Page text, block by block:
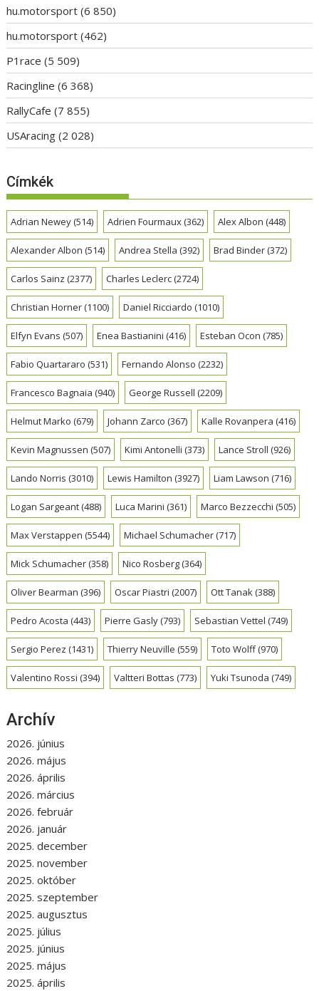
hu.motorsport (6 850)
hu.motorsport (462)
P1race (5 509)
Racingline (6 368)
RallyCafe (7 855)
USAracing (2 028)
Címkék
Adrian Newey(514) Adrien Fourmaux(362) Alex Albon (448)
Alexander Albon (514) Andrea Stella (392) Brad Binder(372)
Carlos Sainz (2377) Charles Leclerc(2724)
Christian Horner(1100) Daniel Ricciardo (1010)
Elfyn Evans (507) Enea Bastianini (416) Esteban Ocon (785)
Fabio Quartararo (531) Fernando Alonso (2232)
Francesco Bagnaia (940) George Russell (2209)
Helmut Marko (679) Johann Zarco (367) Kalle Rovanpera (416)
Kevin Magnussen (507) Kimi Antonelli (373) Lance Stroll (926)
Lando Norris (3010) Lewis Hamilton (3927) Liam Lawson (716)
Logan Sargeant(488) Luca Marini (361) Marco Bezzecchi (505)
Max Verstappen (5544) Michael Schumacher(717)
Mick Schumacher(358) Nico Rosberg(364)
Oliver Bearman (396) Oscar Piastri (2007) Ott Tanak(388)
Pedro Acosta (443) Pierre Gasly(793) Sebastian Vettel (749)
Sergio Perez (1431) Thierry Neuville (559) Toto Wolff(970)
Valentino Rossi (394) Valtteri Bottas (773) Yuki Tsunoda (749)
Archív
2026. június
2026. május
2026. április
2026. március
2026. február
2026. január
2025. december
2025. november
2025. október
2025. szeptember
2025. augusztus
2025. július
2025. június
2025. május
2025. április